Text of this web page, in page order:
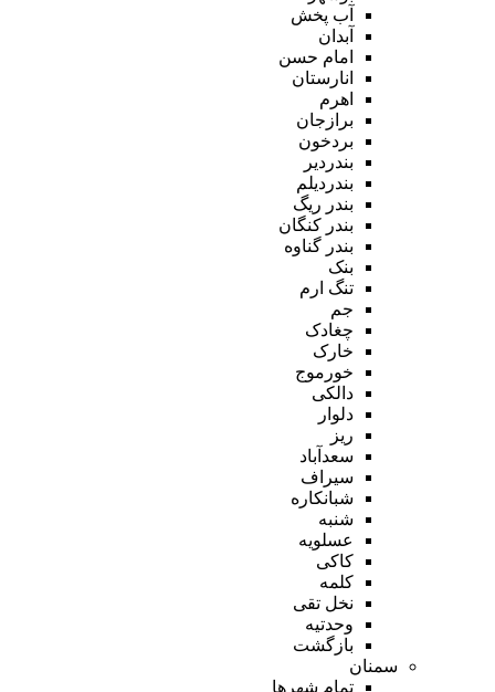
آب پخش
آبدان
امام حسن
انارستان
اهرم
برازجان
بردخون
بندردیر
بندردیلم
بندر ریگ
بندر کنگان
بندر گناوه
بنک
تنگ ارم
جم
چغادک
خارک
خورموج
دالکی
دلوار
ریز
سعدآباد
سیراف
شبانکاره
شنبه
عسلویه
کاکی
کلمه
نخل تقی
وحدتیه
بازگشت
سمنان
تمام شهر‌ها